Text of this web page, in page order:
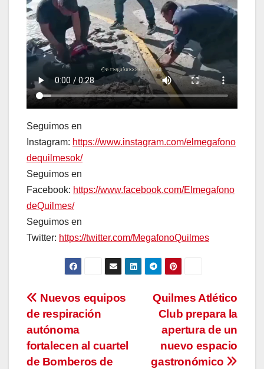
Seguimos en
Instagram: https://www.instagram.com/elmegafono
dequilmesok/
Seguimos en
Facebook: https://www.facebook.com/Elmegafono
deQuilmes/
Seguimos en
Twitter: https://twitter.com/MegafonoQuilmes
Navegación
de
entradas
Quilmes Atlético
Club prepara la
apertura de un
nuevo espacio
gastronómico
Nuevos equipos
de respiración
autónoma
fortalecen al cuartel
de Bomberos de